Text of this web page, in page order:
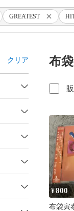
GREATEST
クリア 布
¥800
布袋寅